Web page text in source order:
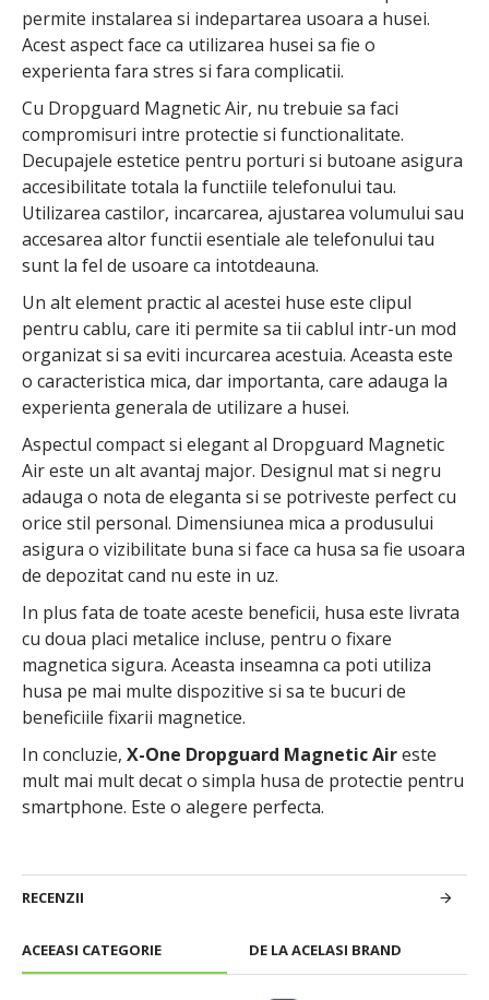
ACEEASI CATEGORIE DE LA ACELASI BRAND
permite instalarea si indepartarea usoara a husei.
Acest aspect face ca utilizarea husei sa fie o
experienta fara stres si fara complicatii.
Cu Dropguard Magnetic Air, nu trebuie sa faci
compromisuri intre protectie si functionalitate.
Decupajele estetice pentru porturi si butoane asigura
accesibilitate totala la functiile telefonului tau.
Utilizarea castilor, incarcarea, ajustarea volumului sau
accesarea altor functii esentiale ale telefonului tau
sunt la fel de usoare ca intotdeauna.
Un alt element practic al acestei huse este clipul
pentru cablu, care iti permite sa tii cablul intr-un mod
organizat si sa eviti incurcarea acestuia. Aceasta este
o caracteristica mica, dar importanta, care adauga la
experienta generala de utilizare a husei.
Aspectul compact si elegant al Dropguard Magnetic
Air este un alt avantaj major. Designul mat si negru
adauga o nota de eleganta si se potriveste perfect cu
orice stil personal. Dimensiunea mica a produsului
asigura o vizibilitate buna si face ca husa sa fie usoara
de depozitat cand nu este in uz.
In plus fata de toate aceste beneficii, husa este livrata
cu doua placi metalice incluse, pentru o fixare
magnetica sigura. Aceasta inseamna ca poti utiliza
husa pe mai multe dispozitive si sa te bucuri de
beneficiile fixarii magnetice.
In concluzie, X-One Dropguard Magnetic Aireste
mult mai mult decat o simpla husa de protectie pentru
smartphone. Este o alegere perfecta.
RECENZII